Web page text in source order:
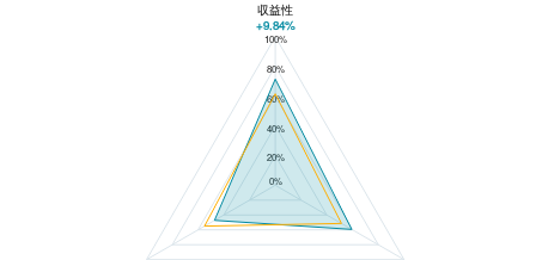
スカイコート池尻と田園都市線の平均値の総合評価の比較
100%
80%
60%
40%
20%
0%
収益性
+9.84%